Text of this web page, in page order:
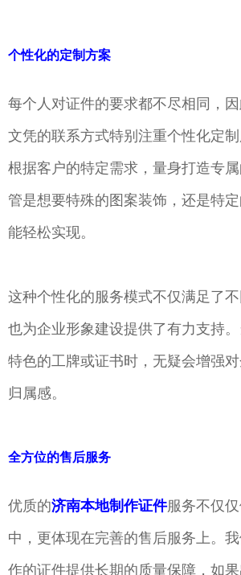
个性化的定制方案
每个人对证件的要求都不尽相同，
文凭的联系方式特别注重个性化定
根据客户的特定需求，量身打造专
管是想要特殊的图案装饰，还是特
能轻松实现。
这种个性化的服务模式不仅满足了不
也为企业形象建设提供了有力支持
特色的工牌或证书时，无疑会增强
归属感。
全方位的售后服务
优质的济南本地制作证件服务不仅
中，更体现在完善的售后服务上。
作的证件提供长期的质量保障，如